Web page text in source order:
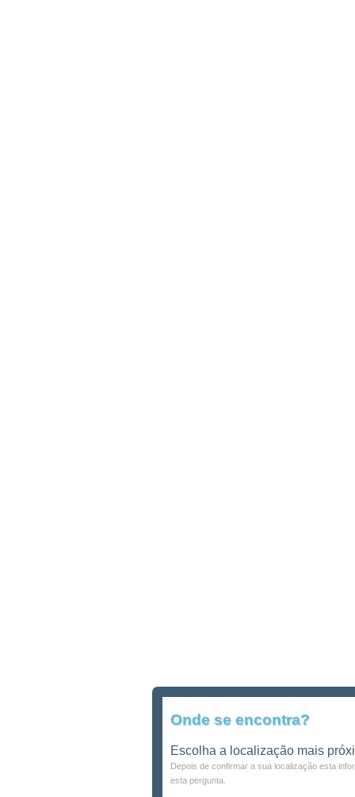
Onde se encontra?
Escolha a localização mais
Depois de confirmar a sua localização esta
esta pergunta.